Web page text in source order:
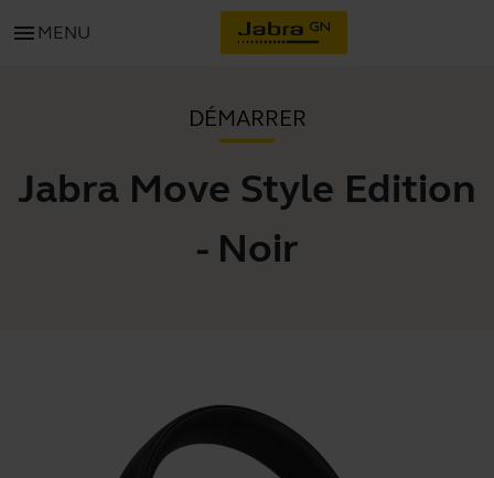
menu MENU
DÉMARRER
Jabra Move Style Edition
- Noir